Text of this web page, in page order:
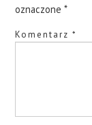
oznaczone*
Komentarz*